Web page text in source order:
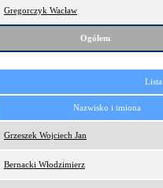
Gregorczyk Wacław
Ogółem
Nazwisko i imiona
Grzeszek Wojciech Jan
Bernacki Włodzimierz